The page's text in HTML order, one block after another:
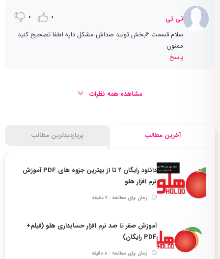
آخرین مطالب پربازدیدترین مطالب
دانلود رایگان ۲ تا از بهترین جزوه های PDF آموزش
نرم افزار هلو
زمان برای مطالعه : 7 دقیقه
آموزش صفر تا صد نرم افزار حسابداری هلو (فیلم+
PDF رایگان)
زمان برای مطالعه : 8 دقیقه
تی تی 0
0
سلام قسمت ۶بخش تولید صداش مشکل داره لطفا تصحیح کنید
ممنون
پاسخ
مشاهده همه نظرات